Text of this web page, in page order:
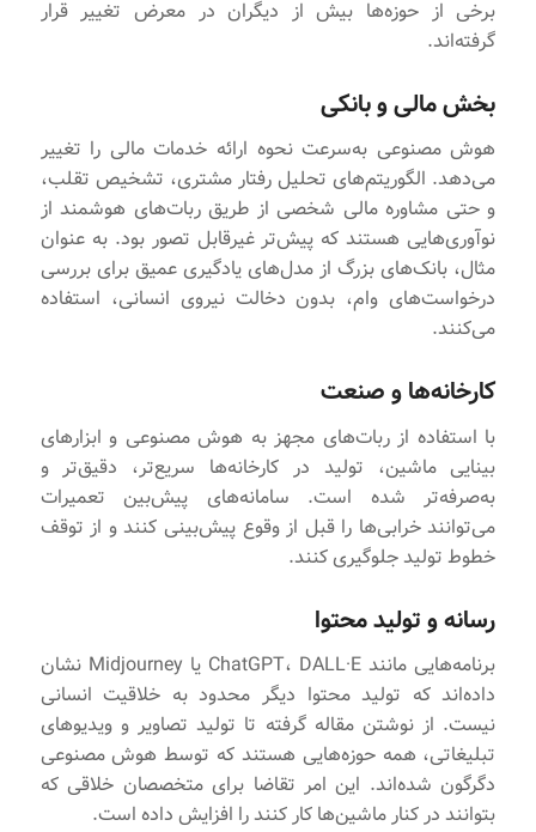
برخی از حوزه‌ها بیش از دیگران در معرض تغییر قرار
گرفته‌اند.
بخش مالی و بانکی
هوش مصنوعی به‌سرعت نحوه ارائه خدمات مالی را تغییر
می‌دهد. الگوریتم‌های تحلیل رفتار مشتری، تشخیص تقلب،
و حتی مشاوره مالی شخصی از طریق ربات‌های هوشمند از
نوآوری‌هایی هستند که پیش‌تر غیرقابل تصور بود. به عنوان
مثال، بانک‌های بزرگ از مدل‌های یادگیری عمیق برای بررسی
درخواست‌های وام، بدون دخالت نیروی انسانی، استفاده
می‌کنند.
کارخانه‌ها و صنعت
با استفاده از ربات‌های مجهز به هوش مصنوعی و ابزارهای
بینایی ماشین، تولید در کارخانه‌ها سریع‌تر، دقیق‌تر و
به‌صرفه‌تر شده است. سامانه‌های پیش‌بین تعمیرات
می‌توانند خرابی‌ها را قبل از وقوع پیش‌بینی کنند و از توقف
خطوط تولید جلوگیری کنند.
رسانه و تولید محتوا
برنامه‌هایی مانند ChatGPT، DALL·E یا Midjourney نشان
داده‌اند که تولید محتوا دیگر محدود به خلاقیت انسانی
نیست. از نوشتن مقاله گرفته تا تولید تصاویر و ویدیوهای
تبلیغاتی، همه حوزه‌هایی هستند که توسط هوش مصنوعی
دگرگون شده‌اند. این امر تقاضا برای متخصصان خلاقی که
بتوانند در کنار ماشین‌ها کار کنند را افزایش داده است.